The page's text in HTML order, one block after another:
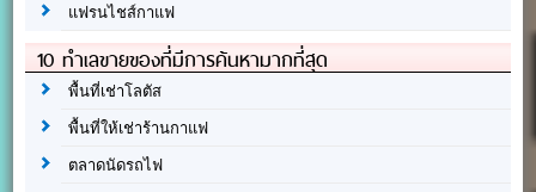
แฟรนไชส์กาแฟ
10 ทำเลขายของที่มีการค้นหามากที่สุด
พื้นที่เช่าโลตัส
พื้นที่ให้เช่าร้านกาแฟ
ตลาดนัดรถไฟ